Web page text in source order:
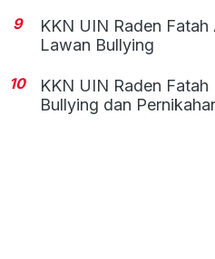
9
KKN UIN Raden Fatah
Lawan Bullying
10
KKN UIN Raden Fatah
Bullying dan